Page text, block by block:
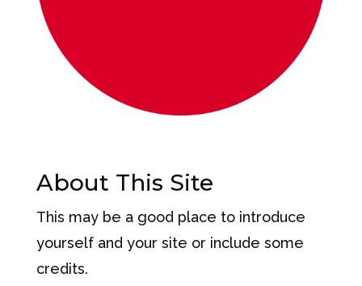
About This Site
This may be a good place to introduce
yourself and your site or include some
credits.